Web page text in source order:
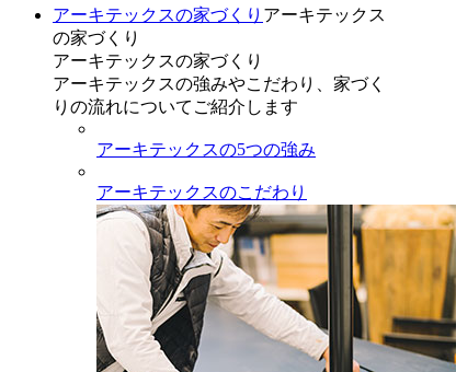
アーキテックスの家づくり アーキテックス
の家づくり
アーキテックスの家づくり
アーキテックスの強みやこだわり、家づく
りの流れについてご紹介します
アーキテックスの5つの強み
アーキテックスのこだわり